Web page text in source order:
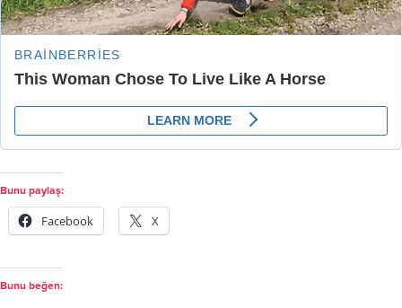
Bunu paylaş:
Facebook X
Bunu beğen: